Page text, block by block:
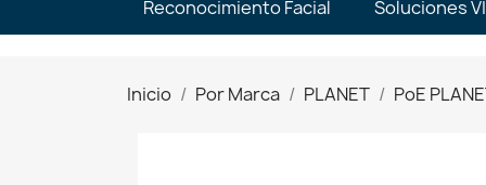
Reconocimiento Facial Soluciones
Inicio Por Marca PLANET PoE